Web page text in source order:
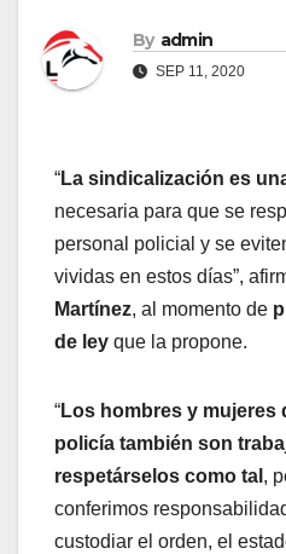
By admin
SEP 11, 2020
“La sindicalización es
necesaria para que se
personal policial y se
vividas en estos días”,
Martínez, al momento de
de ley que la propone.
“Los hombres y mujeres
policía también son
respetárselos como tal ,
conferimos
custodiar el orden, el